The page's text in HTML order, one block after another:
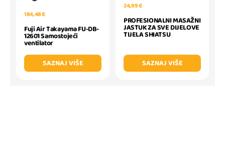
184,48 €
Fuji Air Takayama FU-DB-
12601 Samostojeći
ventilator
SAZNAJ VIŠE
24,99 €
PROFESIONALNI MASAŽNI
JASTUK ZA SVE DIJELOVE
TIJELA SHIATSU
SAZNAJ VIŠE